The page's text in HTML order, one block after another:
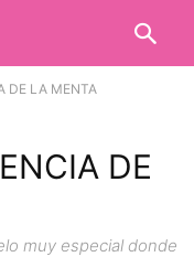
DE LA MENTA
DE
muy especial donde